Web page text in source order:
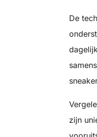
De
zijn